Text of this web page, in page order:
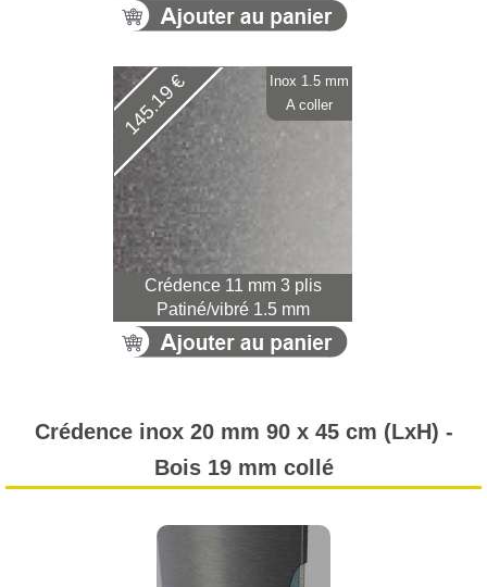
Crédence 11 mm 3 plis
Patiné/vibré 1.5 mm
145.19 €
Inox 1.5 mm
A coller
Crédence inox 20 mm 90 x 45 cm (LxH) -
Bois 19 mm collé